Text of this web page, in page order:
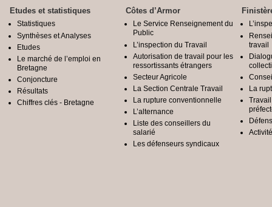
Etudes et statistiques
Statistiques
Synthèses et Analyses
Etudes
Le marché de l’emploi en
Bretagne
Conjoncture
Résultats
Chiffres clés - Bretagne
Côtes d’Armor
Le Service Renseignement du
Public
L’inspection du Travail
Autorisation de travail pour les
ressortissants étrangers
Secteur Agricole
La Section Centrale Travail
La rupture conventionnelle
L’alternance
Liste des conseillers du
salarié
Les défenseurs syndicaux
travail
La